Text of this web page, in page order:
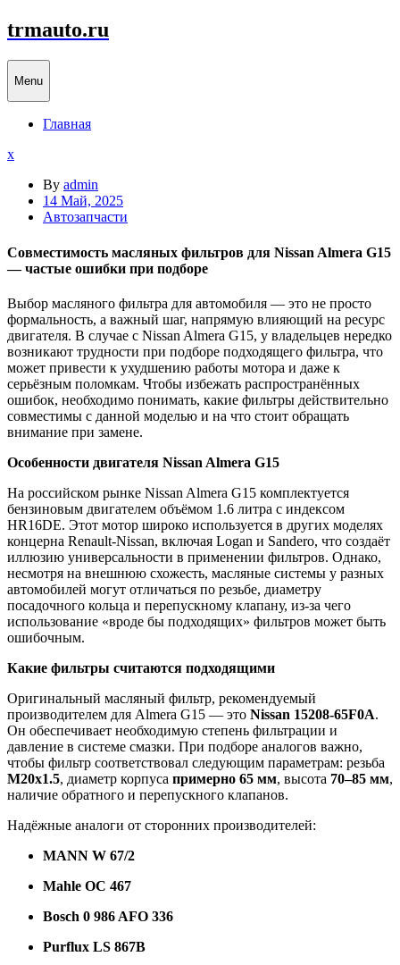
Skip
to
content
trmauto.ru
Menu
Главная
xClose
By admin
14 Май, 2025
Автозапчасти
Совместимость масляных фильтров для Nissan Almera G15
— частые ошибки при подборе
Выбор масляного фильтра для автомобиля — это не просто
формальность, а важный шаг, напрямую влияющий на ресурс
двигателя. В случае с Nissan Almera G15, у владельцев нередко
возникают трудности при подборе подходящего фильтра, что
может привести к ухудшению работы мотора и даже к
серьёзным поломкам. Чтобы избежать распространённых
ошибок, необходимо понимать, какие фильтры действительно
совместимы с данной моделью и на что стоит обращать
внимание при замене.
Особенности двигателя Nissan Almera G15
На российском рынке Nissan Almera G15 комплектуется
бензиновым двигателем объёмом 1.6 литра с индексом
HR16DE. Этот мотор широко используется в других моделях
концерна Renault-Nissan, включая Logan и Sandero, что создаёт
иллюзию универсальности в применении фильтров. Однако,
несмотря на внешнюю схожесть, масляные системы у разных
автомобилей могут отличаться по резьбе, диаметру
посадочного кольца и перепускному клапану, из-за чего
использование «вроде бы подходящих» фильтров может быть
ошибочным.
Какие фильтры считаются подходящими
Оригинальный масляный фильтр, рекомендуемый
производителем для Almera G15 — это Nissan 15208-65F0A.
Он обеспечивает необходимую степень фильтрации и
давление в системе смазки. При подборе аналогов важно,
чтобы фильтр соответствовал следующим параметрам: резьба
M20x1.5, диаметр корпуса примерно 65 мм, высота 70–85 мм,
наличие обратного и перепускного клапанов.
Надёжные аналоги от сторонних производителей:
MANN W 67/2
Mahle OC 467
Bosch 0 986 AFO 336
Purflux LS 867B